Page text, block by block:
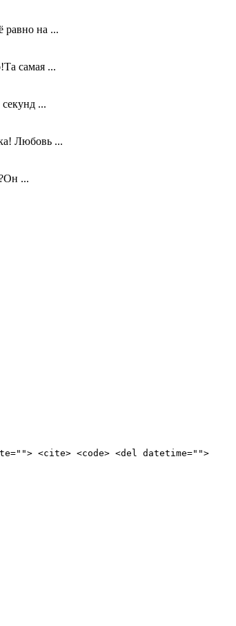
на ...
самая ...
...
Любовь ...
...
<cite> <code> <del datetime="">